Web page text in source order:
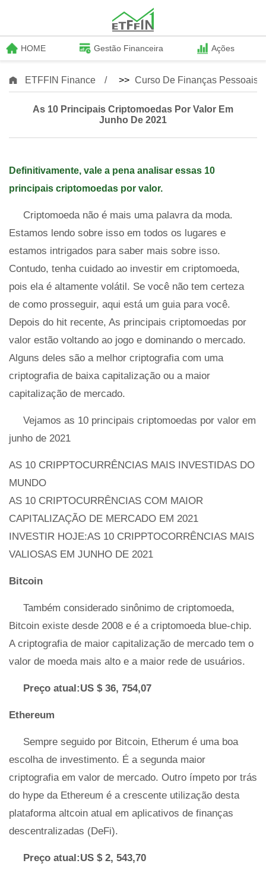
HOME Gestão Financeira Ações
ETFFIN Finance >> Curso De Finanças Pessoais
As 10 Principais Criptomoedas Por Valor Em
Junho De 2021
Definitivamente, vale a pena analisar essas 10
principais criptomoedas por valor.
Criptomoeda não é mais uma palavra da moda.
Estamos lendo sobre isso em todos os lugares e
estamos intrigados para saber mais sobre isso.
Contudo, tenha cuidado ao investir em criptomoeda,
pois ela é altamente volátil. Se você não tem certeza
de como prosseguir, aqui está um guia para você.
Depois do hit recente, As principais criptomoedas por
valor estão voltando ao jogo e dominando o mercado.
Alguns deles são a melhor criptografia com uma
criptografia de baixa capitalização ou a maior
capitalização de mercado.
Vejamos as 10 principais criptomoedas por valor em
junho de 2021
AS 10 CRIPPTOCURRÊNCIAS MAIS INVESTIDAS DO
MUNDO
AS 10 CRIPTOCURRÊNCIAS COM MAIOR
CAPITALIZAÇÃO DE MERCADO EM 2021
INVESTIR HOJE:AS 10 CRIPPTOCORRÊNCIAS MAIS
VALIOSAS EM JUNHO DE 2021
Bitcoin
Também considerado sinônimo de criptomoeda,
Bitcoin existe desde 2008 e é a criptomoeda blue-chip.
A criptografia de maior capitalização de mercado tem o
valor de moeda mais alto e a maior rede de usuários.
Preço atual:US $ 36, 754,07
Ethereum
Sempre seguido por Bitcoin, Etherum é uma boa
escolha de investimento. É a segunda maior
criptografia em valor de mercado. Outro ímpeto por trás
do hype da Ethereum é a crescente utilização desta
plataforma altcoin atual em aplicativos de finanças
descentralizadas (DeFi).
Preço atual:US $ 2, 543,70